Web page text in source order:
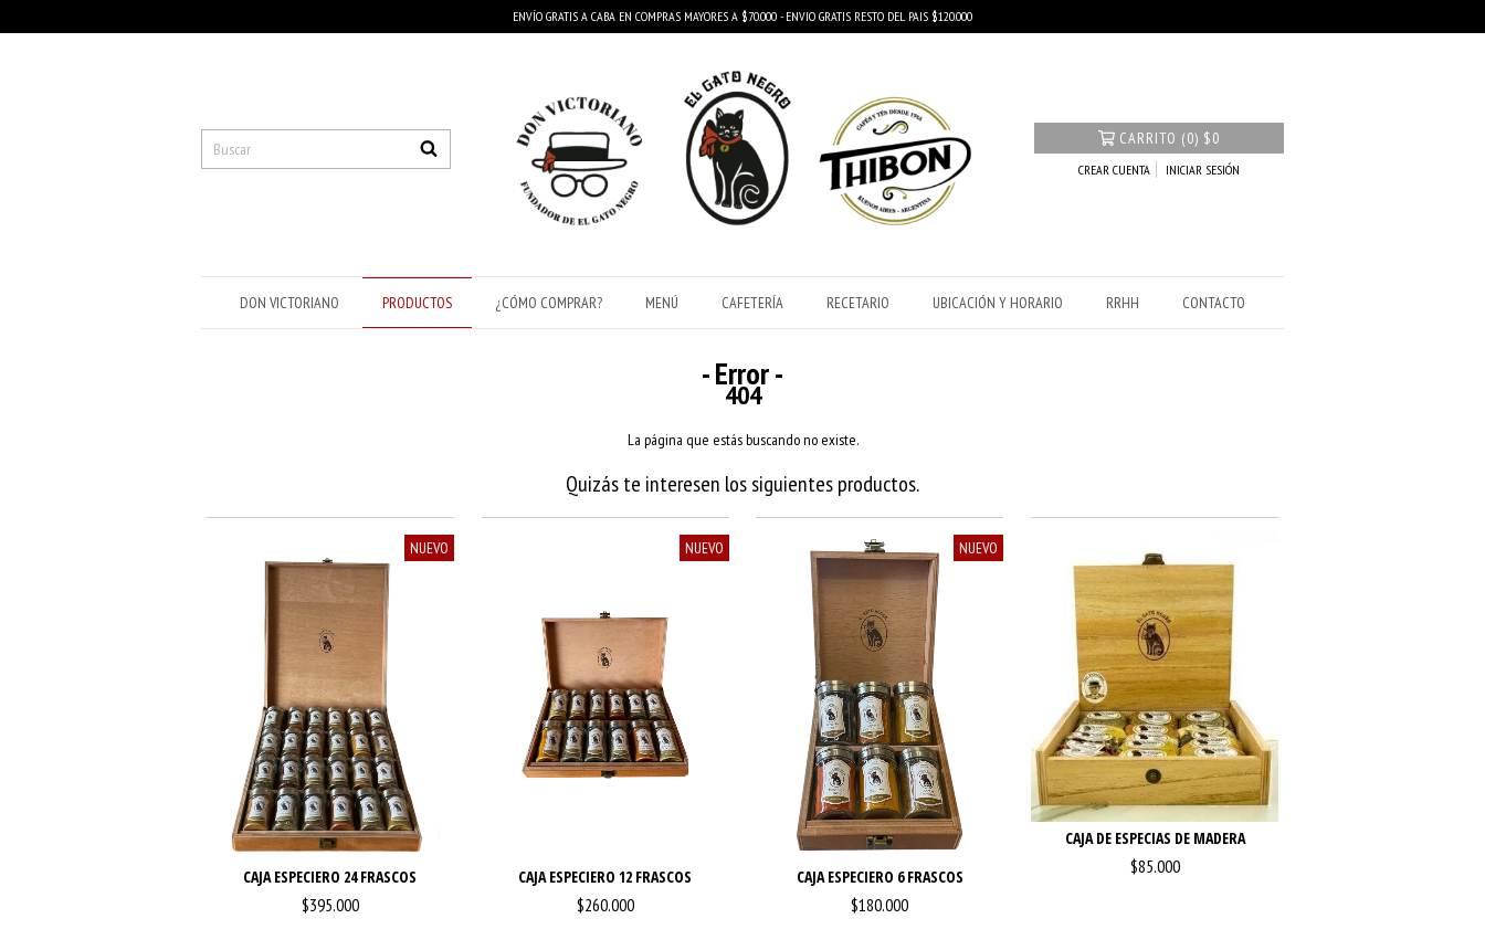
ENVÍO GRATIS A CABA EN COMPRAS MAYORES A $70.000 - ENVIO GRATIS RESTO DEL PAIS $120.000
CARRITO (0) $0
CREAR CUENTA INICIAR SESIÓN
DON VICTORIANO PRODUCTOS ¿CÓMO COMPRAR? MENÚ CAFETERÍA RECETARIO UBICACIÓN Y HORARIO RRHH CONTACTO
- Error -
404
La página que estás buscando no existe.
Quizás te interesen los siguientes productos.
NUEVO
CAJA ESPECIERO 24 FRASCOS
$395.000
NUEVO
CAJA ESPECIERO 12 FRASCOS
$260.000
NUEVO
CAJA ESPECIERO 6 FRASCOS
$180.000
CAJA DE ESPECIAS DE MADERA
$85.000